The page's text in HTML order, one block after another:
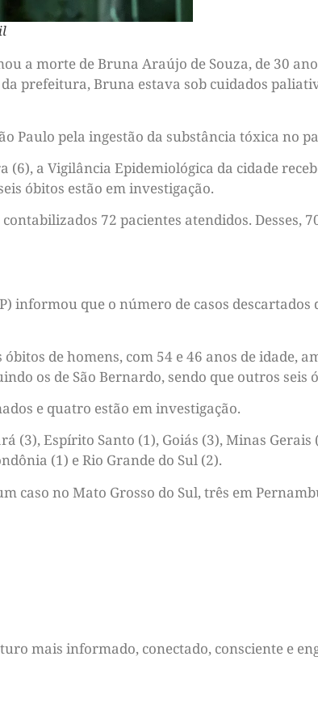
a morte de Bruna Araújo de Souza, de 30
prefeitura, Bruna estava sob cuidados
Paulo pela ingestão da substância tóxica no
a Vigilância Epidemiológica da cidade
óbitos estão em investigação.
72 pacientes atendidos. Desses,
informou que o número de casos
de homens, com 54 e 46 anos de idade,
os de São Bernardo, sendo que outros seis
e quatro estão em investigação.
(3), Espírito Santo (1), Goiás (3), Minas
(1) e Rio Grande do Sul (2).
caso no Mato Grosso do Sul, três em
mais informado, conectado, consciente e